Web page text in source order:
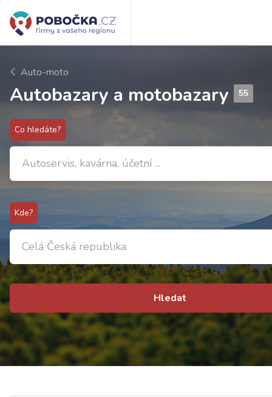
Auto-moto
Autobazary a motobazary 55
Co hledáte?
Kde?
Hledat